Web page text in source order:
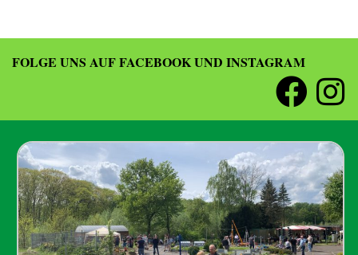
FOLGE UNS AUF FACEBOOK UND INSTAGRAM